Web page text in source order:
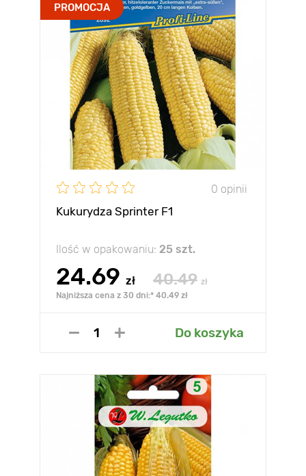
PROMOCJA
0 opinii
Kukurydza Sprinter F1
Ilość w opakowaniu: 25 szt.
24.69 zł 40.49 zł
Najniższa cena z 30 dni:* 40.49 zł
Do koszyka